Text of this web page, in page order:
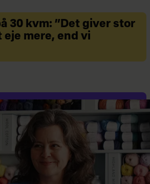
30 kvm: ”Det giver stor
mere, end vi